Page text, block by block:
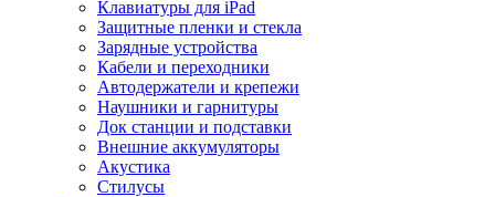
Клавиатуры для iPad
Защитные пленки и стекла
Зарядные устройства
Кабели и переходники
Автодержатели и крепежи
Наушники и гарнитуры
Док станции и подставки
Внешние аккумуляторы
Акустика
Стилусы